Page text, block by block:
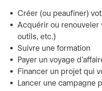
Créer (ou peaufiner)
Acquérir ou renouveler
outils, etc.)
Suivre une formation
Payer un voyage
Financer un projet qui
Lancer une campagne